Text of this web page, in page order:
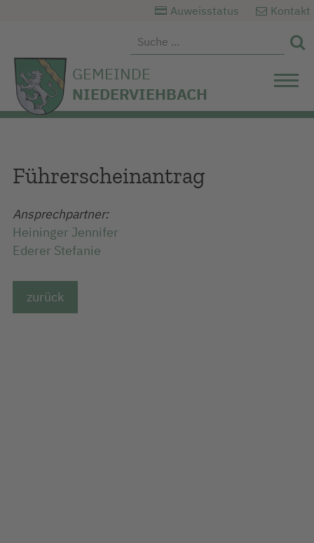
Auweisstatus Kontakt

GEMEINDE
NIEDERVIEHBACH
Führerscheinantrag
Ansprechpartner:
Heininger Jennifer
Ederer Stefanie
zurück